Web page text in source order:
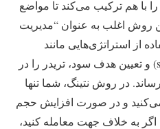
با هم ترکیب می‌کند تا مواضع
روش اغلب به عنوان “مدیریت
از استراتژی‌هایی مانند
استفاده از استاپ‌لاس (stop loss) و تعیین هدف سود، تریدر را در
در روش نتینگ، شما تنها
می‌کنید و در صورت افزایش حجم
اگر به خلاف جهت معامله کنید،